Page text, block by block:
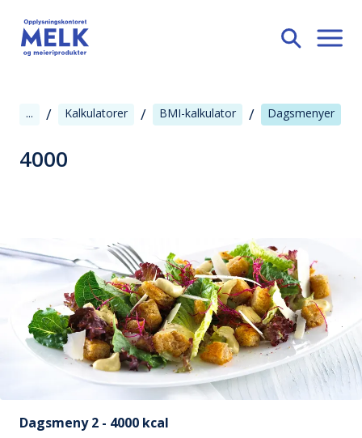
... / Kalkulatorer / BMI-kalkulator / Dagsmenyer
4000
Dagsmeny 2 - 4000 kcal